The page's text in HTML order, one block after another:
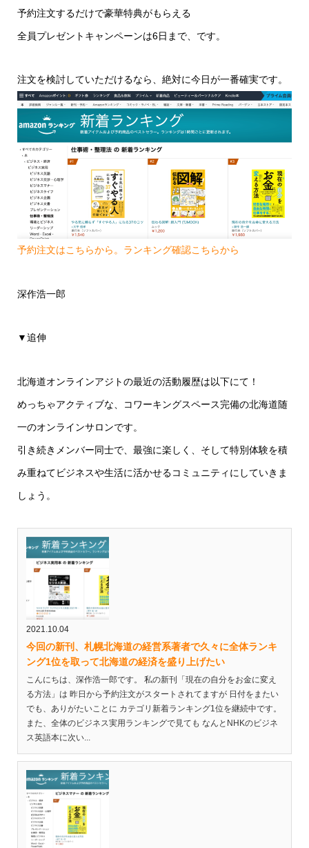
予約注文するだけで豪華特典がもらえる
全員プレゼントキャンペーンは6日まで、です。
注文を検討していただけるなら、絶対に今日が一番確実です。
予約注文はこちらから。ランキング確認こちらから
深作浩一郎
▼追伸
北海道オンラインアジトの最近の活動履歴は以下にて！
めっちゃアクティブな、コワーキングスペース完備の北海道随
一のオンラインサロンです。
引き続きメンバー同士で、最強に楽しく、そして特別体験を積
み重ねてビジネスや生活に活かせるコミュニティにしていきま
しょう。
2021.10.04
今回の新刊、札幌北海道の経営系著者で久々に全体ランキ
ング1位を取って北海道の経済を盛り上げたい
こんにちは、深作浩一郎です。 私の新刊「現在の自分をお金に変え
る方法」は 昨日から予約注文がスタートされてますが 日付をまたい
でも、ありがたいことに カテゴリ新着ランキング1位を継続中です。
また、全体のビジネス実用ランキングで見ても なんとNHKのビジネ
ス英語本に次い...